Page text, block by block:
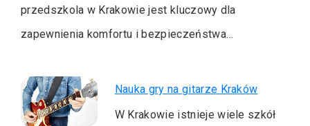
przedszkola w Krakowie jest kluczowy dla
zapewnienia komfortu i bezpieczeństwa…
Nauka gry na gitarze Kraków
W Krakowie istnieje wiele szkół